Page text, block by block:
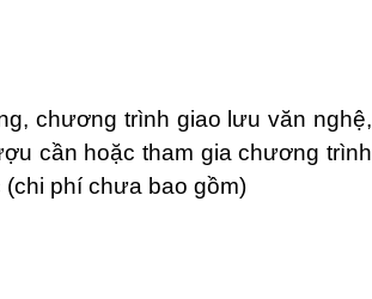
chương trình giao lưu văn nghệ,
cần hoặc tham gia chương trình
phí chưa bao gồm)